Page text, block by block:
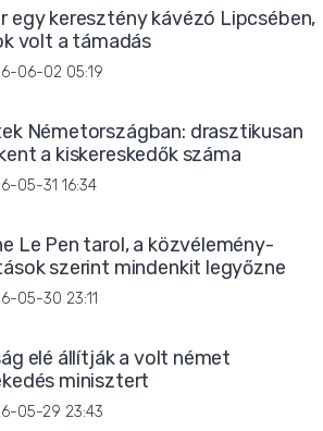
egy keresztény kávézó Lipcsében,
volt a támadás
06-02 05:19
Németországban: drasztikusan
a kiskereskedők száma
05-31 16:34
Le Pen tarol, a közvélemény-
szerint mindenkit legyőzne
05-30 23:11
elé állítják a volt német
minisztert
05-29 23:43